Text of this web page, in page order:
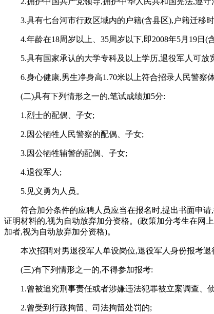
3.具有七台河市行政区域内的户籍(含县区),户籍迁移
4.年龄在18周岁以上、35周岁以下,即2008年5月19日(
5.具有国家承认的大学专科及以上学历,退役军人可
6.身心健康,男生净身高1.70米以上符合招录人民警察
(二)具有下列情形之一的,笔试成绩加5分:
1.烈士的配偶、子女;
2.因公牺牲人民警察的配偶、子女;
3.因公牺牲辅警的配偶、子女;
4.退役军人;
5.见义勇为人员。
符合加分条件的应聘人员应当在报名时,提出书面申
证明材料的,视为自动放弃加分资格。(政策加分考生在网
加者,视为自动放弃加分资格)。
本次招聘对男退役军人单设岗位,退役军人身份报考退
(三)有下列情形之一的,不得参加报考:
1.曾被追究刑事责任或者涉嫌违法犯罪被立案调查、
2.曾受到行政拘留、司法拘留处罚的;